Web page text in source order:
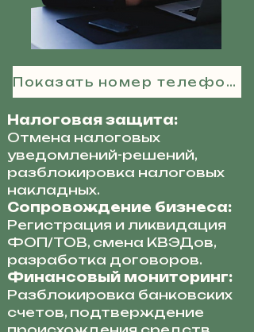
Показать номер телефона
Налоговая защита:
Отмена налоговых
уведомлений-решений,
разблокировка налоговых
накладных.
Сопровождение бизнеса:
Регистрация и ликвидация
ФОП/ТОВ, смена КВЭДов,
разработка договоров.
Финансовый мониторинг:
Разблокировка банковских
счетов, подтверждение